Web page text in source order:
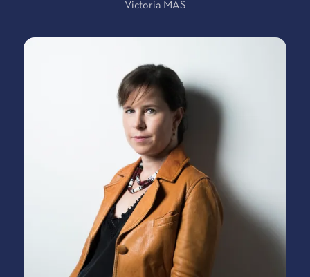
Victoria MAS